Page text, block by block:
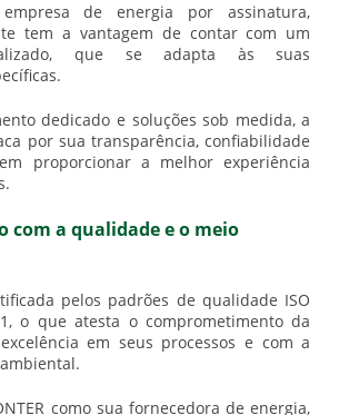
empresa de energia por assinatura,
tem a vantagem de contar com um
que se adapta às suas
dedicado e soluções sob medida, a
por sua transparência, confiabilidade
proporcionar a melhor experiência
com a qualidade e o meio
pelos padrões de qualidade ISO
o que atesta o comprometimento da
em seus processos e com a
como sua fornecedora de energia,